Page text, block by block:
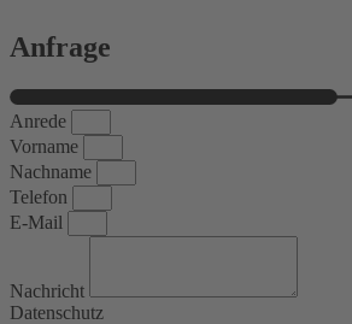
Anfrage
Anrede
Vorname
Nachname
Telefon
E-Mail
Nachricht
Datenschutz